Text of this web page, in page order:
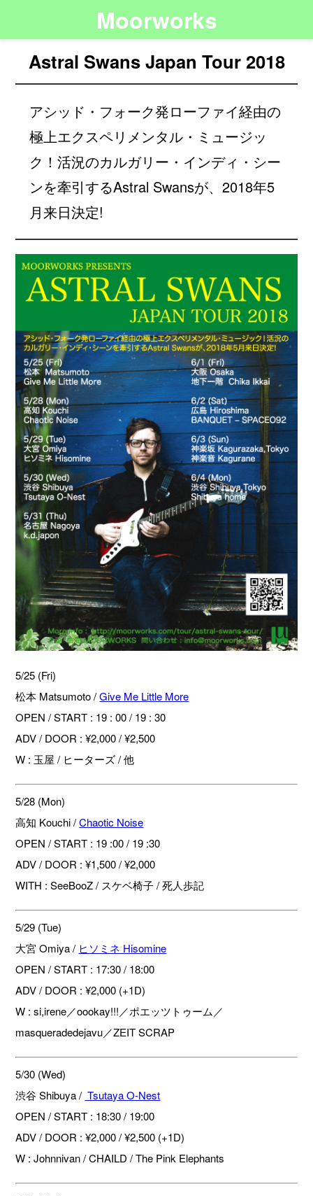
Moorworks
Astral Swans Japan Tour 2018
アシッド・フォーク発ローファイ経由の
極上エクスペリメンタル・ミュージッ
ク！活況のカルガリー・インディ・シー
ンを牽引するAstral Swansが、2018年5
月来日決定!
5/25 (Fri)
松本 Matsumoto /Give Me Little More
OPEN / START : 19 : 00 / 19 : 30
ADV / DOOR : ¥2,000 / ¥2,500
W : 玉屋 / ヒーターズ / 他
5/28 (Mon)
高知 Kouchi /Chaotic Noise
OPEN / START : 19 :00 / 19 :30
ADV / DOOR : ¥1,500 / ¥2,000
WITH : SeeBooZ / スケベ椅子 / 死人歩記
5/29 (Tue)
大宮 Omiya / ヒソミネ Hisomine
OPEN / START : 17:30 / 18:00
ADV / DOOR : ¥2,000 (+1D)
W : si,irene／oookay!!!／ポエッツトゥーム／
masqueradedejavu／ZEIT SCRAP
5/30 (Wed)
渋谷 Shibuya / Tsutaya O-Nest
OPEN / START : 18:30 / 19:00
ADV / DOOR : ¥2,000 / ¥2,500 (+1D)
W : Johnnivan / CHAILD / The Pink Elephants